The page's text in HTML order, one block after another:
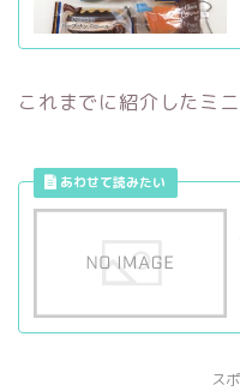
これまでに紹介したミ
ス